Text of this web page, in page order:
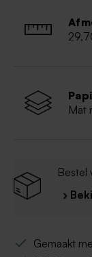
Mat
Bestel
›
Gemaakt